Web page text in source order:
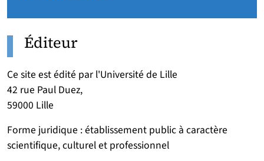
Éditeur
Ce site est édité par l'Université de Lille
42 rue Paul Duez,
59000 Lille
Forme juridique : établissement public à caractère
scientifique, culturel et professionnel